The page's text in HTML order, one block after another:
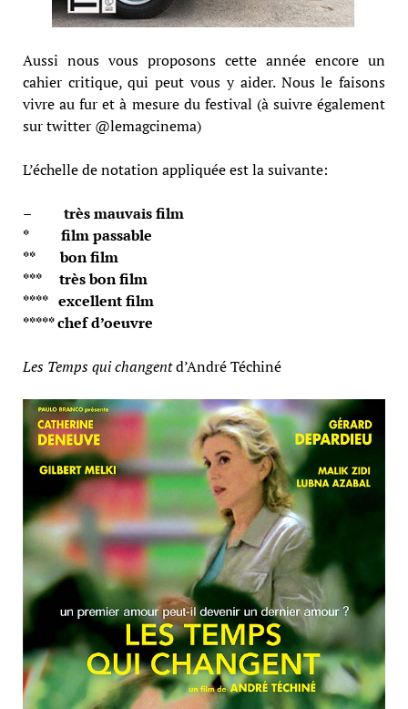
Aussi nous vous proposons cette année encore un
cahier critique, qui peut vous y aider. Nous le faisons
vivre au fur et à mesure du festival (à suivre également
sur twitter @lemagcinema)
L’échelle de notation appliquée est la suivante:
– très mauvais film
* film passable
** bon film
*** très bon film
**** excellent film
***** chef d’oeuvre
Les Temps qui changentd’André Téchiné